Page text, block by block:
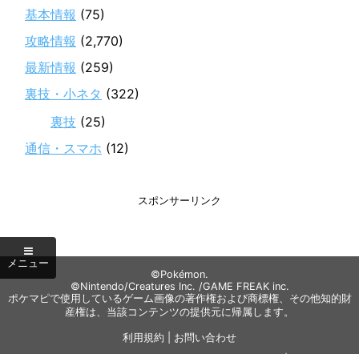
基本情報 (75)
攻略情報 (2,770)
最新情報 (259)
裏技・小ネタ (322)
裏技 (25)
通信・スマホ (12)
スポンサーリンク
©Pokémon.
©Nintendo/Creatures Inc. /GAME FREAK inc.
ポケマピで使用しているゲーム画像の著作権および商標権、その他知的財
産権は、当該コンテンツの提供元に帰属します。
利用規約
お問い合わせ